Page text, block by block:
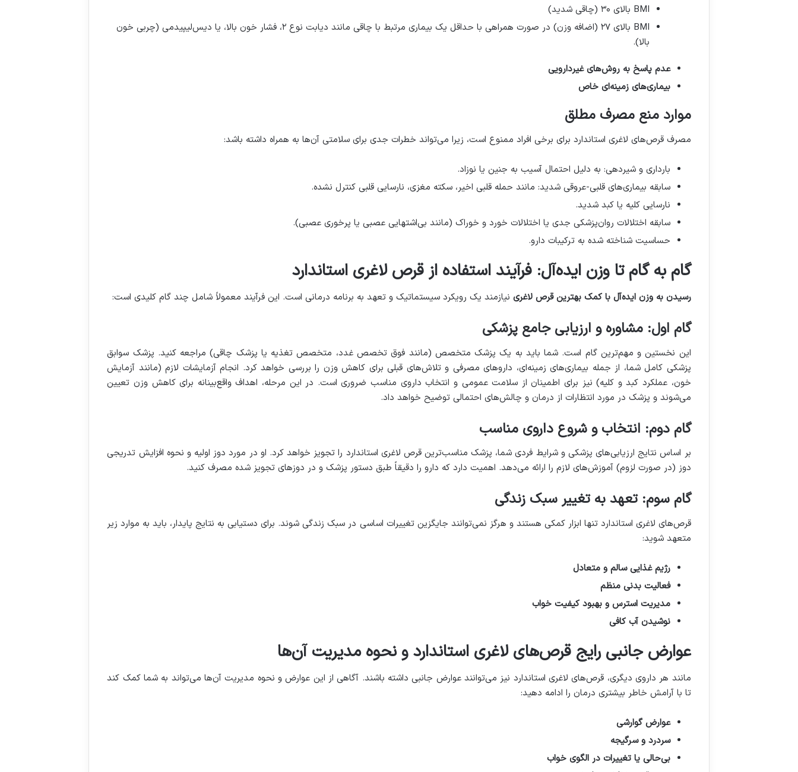
BMI بالای ۳۰ (چاقی شدید
)
BMI
بالای ۲۷ (اضافه وزن) در صورت همراهی با حداقل یک بیماری مرتبط با چاقی مانند دیابت نوع ۲، فشار خون بالا، یا دیس‌لیپیدمی (چربی خون
بالا).
عدم پاسخ به روش‌های غیردارویی
بیماری‌های زمینه‌ای خاص
موارد منع مصرف مطلق
مصرف قرص‌های لاغری استاندارد برای برخی افراد ممنوع است، زیرا می‌تواند خطرات جدی برای سلامتی آن‌ها به همراه داشته باشد:
بارداری و شیردهی: به دلیل احتمال آسیب به جنین یا نوزاد.
سابقه بیماری‌های قلبی-عروقی شدید: مانند حمله قلبی اخیر، سکته مغزی، نارسایی قلبی کنترل نشده.
نارسایی کلیه یا کبد شدید.
سابقه اختلالات روان‌پزشکی جدی یا اختلالات خورد و خوراک (مانند بی‌اشتهایی عصبی یا پرخوری عصبی).
حساسیت شناخته شده به ترکیبات دارو.
گام به گام تا وزن ایده‌آل: فرآیند استفاده از قرص لاغری استاندارد
رسیدن به وزن ایده‌آل با کمک بهترین قرص لاغری نیازمند یک رویکرد سیستماتیک و تعهد به برنامه درمانی است. این فرآیند معمولاً شامل چند گام کلیدی است:
گام اول: مشاوره و ارزیابی جامع پزشکی
این نخستین و مهم‌ترین گام است. شما باید به یک پزشک متخصص (مانند فوق تخصص غدد، متخصص تغذیه یا پزشک چاقی) مراجعه کنید. پزشک سوابق
پزشکی کامل شما، از جمله بیماری‌های زمینه‌ای، داروهای مصرفی و تلاش‌های قبلی برای کاهش وزن را بررسی خواهد کرد. انجام آزمایشات لازم (مانند آزمایش
خون، عملکرد کبد و کلیه) نیز برای اطمینان از سلامت عمومی و انتخاب داروی مناسب ضروری است. در این مرحله، اهداف واقع‌بینانه برای کاهش وزن تعیین
می‌شوند و پزشک در مورد انتظارات از درمان و چالش‌های احتمالی توضیح خواهد داد.
گام دوم: انتخاب و شروع داروی مناسب
بر اساس نتایج ارزیابی‌های پزشکی و شرایط فردی شما، پزشک مناسب‌ترین قرص لاغری استاندارد را تجویز خواهد کرد. او در مورد دوز اولیه و نحوه افزایش تدریجی
دوز (در صورت لزوم) آموزش‌های لازم را ارائه می‌دهد. اهمیت دارد که دارو را دقیقاً طبق دستور پزشک و در دوزهای تجویز شده مصرف کنید.
گام سوم: تعهد به تغییر سبک زندگی
قرص‌های لاغری استاندارد تنها ابزار کمکی هستند و هرگز نمی‌توانند جایگزین تغییرات اساسی در سبک زندگی شوند. برای دستیابی به نتایج پایدار، باید به موارد زیر
متعهد شوید:
رژیم غذایی سالم و متعادل
فعالیت بدنی منظم
مدیریت استرس و بهبود کیفیت خواب
نوشیدن آب کافی
عوارض جانبی رایج قرص‌های لاغری استاندارد و نحوه مدیریت آن‌ها
مانند هر داروی دیگری، قرص‌های لاغری استاندارد نیز می‌توانند عوارض جانبی داشته باشند. آگاهی از این عوارض و نحوه مدیریت آن‌ها می‌تواند به شما کمک کند
تا با آرامش خاطر بیشتری درمان را ادامه دهید:
عوارض گوارشی
سردرد و سرگیجه
بی‌حالی یا تغییرات در الگوی خواب